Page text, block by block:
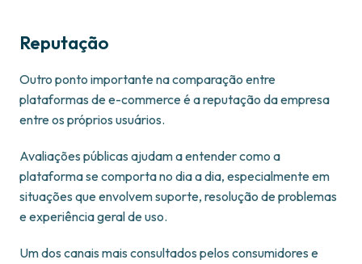
Reputação
Outro ponto importante na comparação entre
plataformas de e-commerce é a reputação da empresa
entre os próprios usuários.
Avaliações públicas ajudam a entender como a
plataforma se comporta no dia a dia, especialmente em
situações que envolvem suporte, resolução de problemas
e experiência geral de uso.
Um dos canais mais consultados pelos consumidores e